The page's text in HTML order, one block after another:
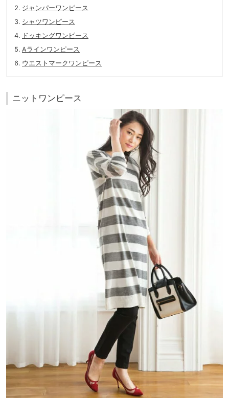
ジャンパーワンピース
シャツワンピース
ドッキングワンピース
Aラインワンピース
ウエストマークワンピース
ニットワンピース